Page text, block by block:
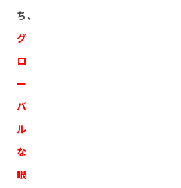
ち、
グ
ロ
ー
バ
ル
な
眼